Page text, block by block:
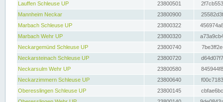
Lauffen Schleuse UP
23800501
Mannheim Neckar
23800900
Marbach Schleuse UP
23800322
Marbach Wehr UP
23800320
Neckargemünd Schleuse UP
23800740
Neckarsteinach Schleuse UP
23800720
Neckarsulm Wehr UP
23800580
Neckarzimmern Schleuse UP
23800640
Oberesslingen Schleuse UP
23800145